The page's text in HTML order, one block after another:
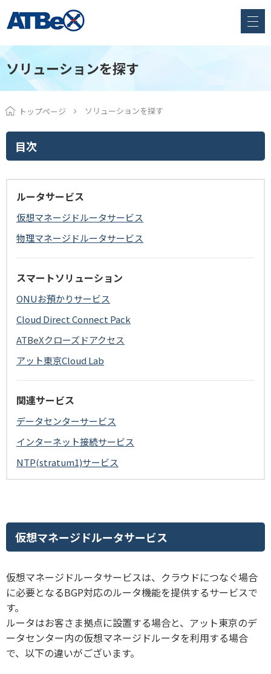
ソリューションを探す
トップページ ソリューションを探す
目次
ルータサービス
仮想マネージドルータサービス
物理マネージドルータサービス
スマートソリューション
ONUお預かりサービス
Cloud Direct Connect Pack
ATBeXクローズドアクセス
アット東京Cloud Lab
関連サービス
データセンターサービス
インターネット接続サービス
NTP(stratum1)サービス
仮想マネージドルータサービス
仮想マネージドルータサービスは、クラウドにつなぐ場合
に必要となるBGP対応のルータ機能を提供するサービスで
す。
ルータはお客さま拠点に設置する場合と、アット東京のデ
ータセンター内の仮想マネージドルータを利用する場合
で、以下の違いがございます。